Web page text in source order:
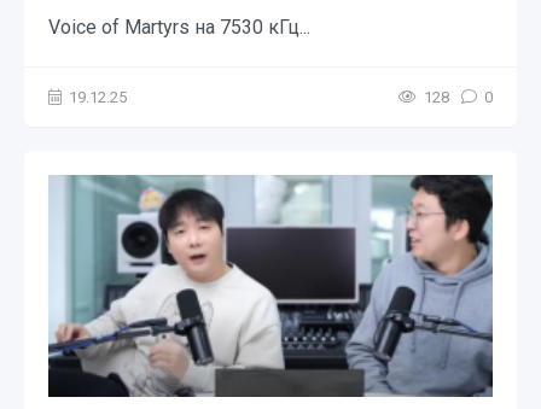
Voice of Martyrs на 7530 кГц...
19.12.25 128 0